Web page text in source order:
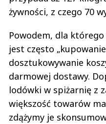
żywności, z czego 70
Powodem, dla
jest często
dosztukowywanie
darmowej dostawy.
lodówki w spiżarnię z
większość towarów
zdążymy je